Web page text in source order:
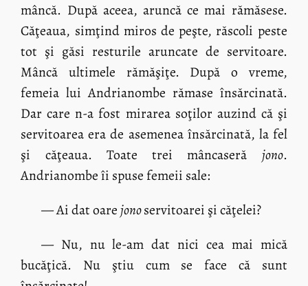
mâncă. După aceea, aruncă ce mai rămăsese.
Căţeaua, simţind miros de peşte, răscoli peste
tot şi găsi resturile aruncate de servitoare.
Mâncă ultimele rămăşiţe. După o vreme,
femeia lui Andrianombe rămase însărcinată.
Dar care n-a fost mirarea soţilor auzind că şi
servitoarea era de asemenea însărcinată, la fel
şi căţeaua. Toate trei mâncaseră jono.
Andrianombe îi spuse femeii sale:
— Ai dat oarejonoservitoarei şi căţelei?
— Nu, nu le-am dat nici cea mai mică
bucăţică. Nu ştiu cum se face că sunt